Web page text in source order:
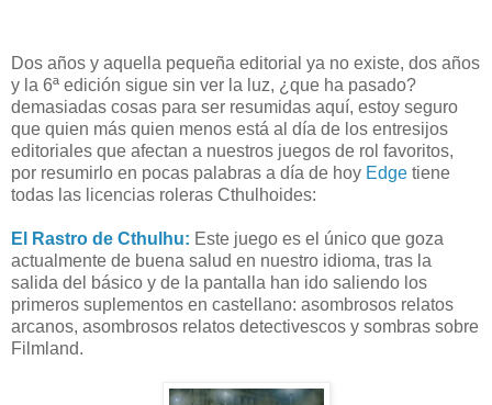
Dos años y aquella pequeña editorial ya no existe, dos años
y la 6ª edición sigue sin ver la luz, ¿que ha pasado?
demasiadas cosas para ser resumidas aquí, estoy seguro
que quien más quien menos está al día de los entresijos
editoriales que afectan a nuestros juegos de rol favoritos,
por resumirlo en pocas palabras a día de hoy Edge tiene
todas las licencias roleras Cthulhoides:
El Rastro de Cthulhu: Este juego es el único que goza
actualmente de buena salud en nuestro idioma, tras la
salida del básico y de la pantalla han ido saliendo los
primeros suplementos en castellano: asombrosos relatos
arcanos, asombrosos relatos detectivescos y sombras sobre
Filmland.